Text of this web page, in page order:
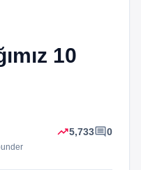
10
trending_up5,733comment0